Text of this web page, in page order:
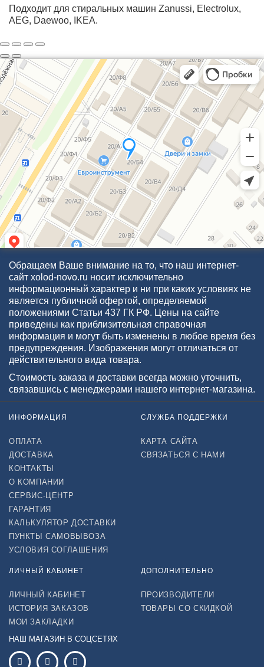
Подходит для стиральных машин Zanussi, Electrolux,
AEG, Daewoo, IKEA.
Обращаем Ваше внимание на то, что наш интернет-
сайт xolod-novo.ru носит исключительно
информационный характер и ни при каких условиях не
является публичной офертой, определяемой
положениями Статьи 437 ГК РФ. Цены на сайте
приведены как приблизительная справочная
информация и могут быть изменены в любое время без
предупреждения. Изображения могут отличаться от
действительного вида товара.
Стоимость заказа и доставки всегда можно уточнить,
связавшись с менеджерами нашего интернет-магазина.
ИНФОРМАЦИЯ
ОПЛАТА
ДОСТАВКА
КОНТАКТЫ
О КОМПАНИИ
СЕРВИС-ЦЕНТР
ГАРАНТИЯ
КАЛЬКУЛЯТОР ДОСТАВКИ
ПУНКТЫ САМОВЫВОЗА
УСЛОВИЯ СОГЛАШЕНИЯ
СЛУЖБА ПОДДЕРЖКИ
КАРТА САЙТА
СВЯЗАТЬСЯ С НАМИ
ЛИЧНЫЙ КАБИНЕТ
ЛИЧНЫЙ КАБИНЕТ
ИСТОРИЯ ЗАКАЗОВ
МОИ ЗАКЛАДКИ
ДОПОЛНИТЕЛЬНО
ПРОИЗВОДИТЕЛИ
ТОВАРЫ СО СКИДКОЙ
НАШ МАГАЗИН В СОЦСЕТЯХ